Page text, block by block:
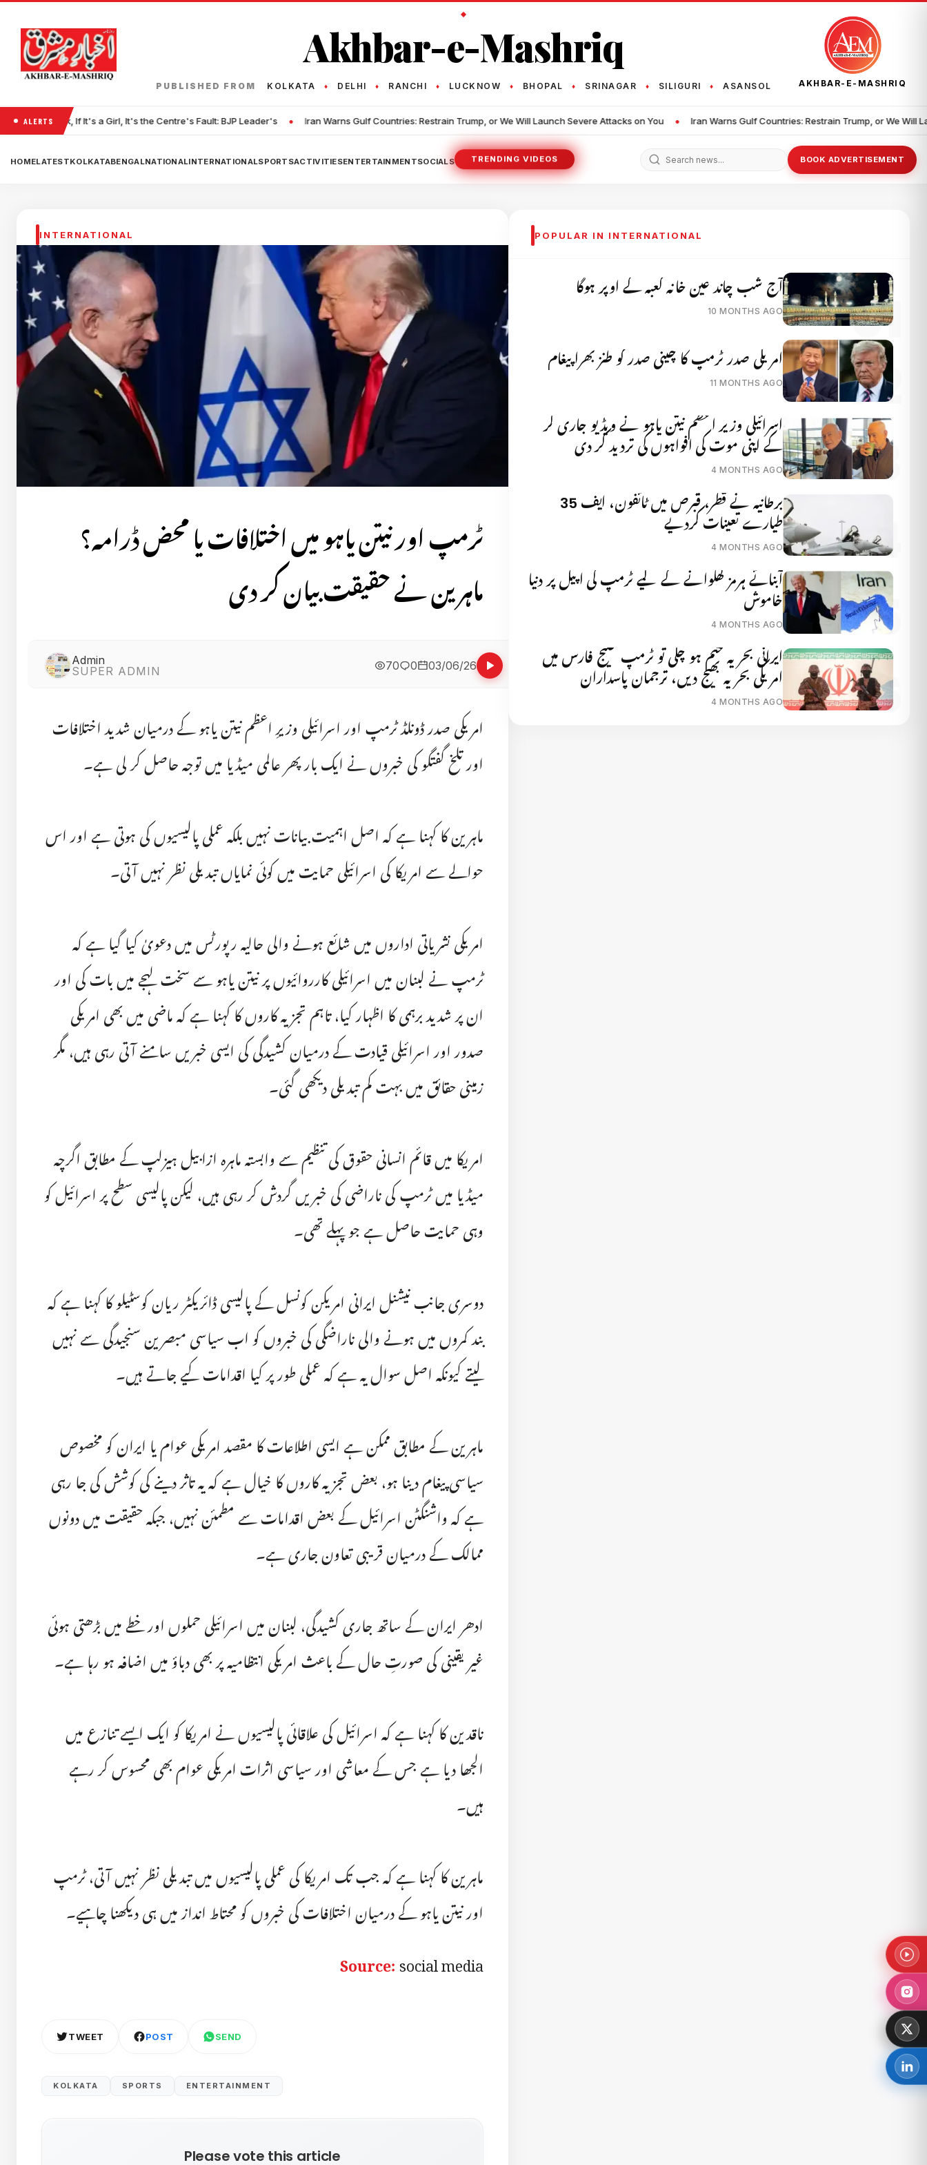
Akhbar-e-Mashriq
PUBLISHED FROM KOLKATA ♦ DELHI ♦ RANCHI ♦ LUCKNOW ♦ BHOPAL ♦ SRINAGAR ♦ SILIGURI ♦ ASANSOL AKHBAR-E-MASHRIQ
ALERTS
It's the Centre's Fault: BJP Leader's • Iran Warns Gulf Countries: Restrain Trump, or We Will Launch Severe Attacks on You • Iran Warns Gulf Countries: Restrain Trump, or We Will Launch Severe Attacks on
HOMELATESTKOLKATABENGALNATIONALINTERNATIONALSPORTSACTIVITIESENTERTAINMENTSOCIALS TRENDING VIDEOS BOOK ADVERTISEMENT
INTERNATIONAL
ٹرمپ اور نیتن یاہو میں اختلافات یا محض ڈرامہ؟
ماہرین نے حقیقت بیان کر دی
Admin
SUPER ADMIN
70 0 03/06/26
امریکی صدر ڈونلڈ ٹرمپ اور اسرائیلی وزیرِ اعظم نیتن یاہو کے درمیان شدید اختلافات
اور تلخ گفتگو کی خبروں نے ایک بار پھر عالمی میڈیا میں توجہ حاصل کر لی ہے۔
ماہرین کا کہنا ہے کہ اصل اہمیت بیانات نہیں بلکہ عملی پالیسیوں کی ہوتی ہے اور اس
حوالے سے امریکا کی اسرائیلی حمایت میں کوئی نمایاں تبدیلی نظر نہیں آتی۔
امریکی نشریاتی اداروں میں شائع ہونے والی حالیہ رپورٹس میں دعویٰ کیا گیا ہے کہ
ٹرمپ نے لبنان میں اسرائیلی کارروائیوں پر نیتن یاہو سے سخت لہجے میں بات کی اور
ان پر شدید برہمی کا اظہار کیا، تاہم تجزیہ کاروں کا کہنا ہے کہ ماضی میں بھی امریکی
صدور اور اسرائیلی قیادت کے درمیان کشیدگی کی ایسی خبریں سامنے آتی رہی ہیں، مگر
زمینی حقائق میں بہت کم تبدیلی دیکھی گئی۔
امریکا میں قائم انسانی حقوق کی تنظیم سے وابستہ ماہرہ ازابیل ہیزلپ کے مطابق اگرچہ
میڈیا میں ٹرمپ کی ناراضی کی خبریں گردش کر رہی ہیں، لیکن پالیسی سطح پر اسرائیل کو
وہی حمایت حاصل ہے جو پہلے تھی۔
دوسری جانب نیشنل ایرانی امریکن کونسل کے پالیسی ڈائریکٹر ریان کوسٹیلو کا کہنا ہے کہ
بند کمروں میں ہونے والی ناراضگی کی خبروں کو اب سیاسی مبصرین سنجیدگی سے نہیں
لیتے کیونکہ اصل سوال یہ ہے کہ عملی طور پر کیا اقدامات کیے جاتے ہیں۔
ماہرین کے مطابق ممکن ہے ایسی اطلاعات کا مقصد امریکی عوام یا ایران کو مخصوص
سیاسی پیغام دینا ہو، بعض تجزیہ کاروں کا خیال ہے کہ یہ تاثر دینے کی کوشش کی جا رہی
ہے کہ واشنگٹن اسرائیل کے بعض اقدامات سے مطمئن نہیں، جبکہ حقیقت میں دونوں
ممالک کے درمیان قریبی تعاون جاری ہے۔
ادھر ایران کے ساتھ جاری کشیدگی، لبنان میں اسرائیلی حملوں اور خطے میں بڑھتی ہوئی
غیر یقینی کی صورتِ حال کے باعث امریکی انتظامیہ پر بھی دباؤ میں اضافہ ہو رہا ہے۔
ناقدین کا کہنا ہے کہ اسرائیل کی علاقائی پالیسیوں نے امریکا کو ایک ایسے تنازع میں
الجھا دیا ہے جس کے معاشی اور سیاسی اثرات امریکی عوام بھی محسوس کر رہے
ہیں۔
ماہرین کا کہنا ہے کہ جب تک امریکا کی عملی پالیسیوں میں تبدیلی نظر نہیں آتی، ٹرمپ
اور نیتن یاہو کے درمیان اختلافات کی خبروں کو محتاط انداز میں ہی دیکھنا چاہیے۔
Source:social media
TWEET POST SEND
KOLKATA SPORTS ENTERTAINMENT
Please vote this article
POPULAR IN INTERNATIONAL
آج شب چاند عین خانہ کعبہ کے اوپر ہوگا
10 MONTHS AGO
امریکی صدر ٹرمپ کا چینی صدر کو طنز بھرا پیغام
11 MONTHS AGO
اسرائیلی وزیر اعظم نیتن یاہو نے ویڈیو جاری کر
کے اپنی موت کی افواہوں کی تردید کر دی
4 MONTHS AGO
برطانیہ نے قطر، قبرص میں ٹائفون، ایف 35
طیارے تعینات کردیے
4 MONTHS AGO
آبنائے ہرمز کھلوانے کے لیے ٹرمپ کی اپیل پر دنیا
خاموش
4 MONTHS AGO
ایرانی بحریہ ختم ہو چکی تو ٹرمپ خلیج فارس میں
امریکی بحریہ بھیج دیں، ترجمان پاسداران
4 MONTHS AGO